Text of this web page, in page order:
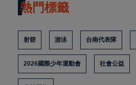
熱門標籤
射箭 游泳 台南代表隊
2026國際少年運動會 社會公益